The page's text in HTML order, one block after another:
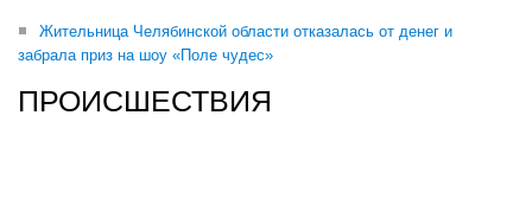
Жительница Челябинской области отказалась от денег и
забрала приз на шоу «Поле чудес»
ПРОИСШЕСТВИЯ